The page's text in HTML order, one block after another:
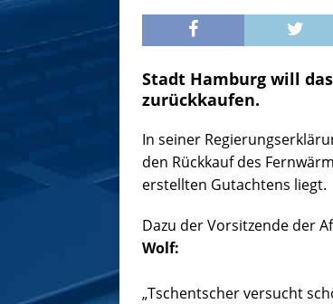
Stadt Hamburg will
zurückkaufen.
In seiner
den Rückkauf des
erstellten Gutachtens liegt.
Dazu der Vorsitzende der
Wolf:
„Tschentscher versucht